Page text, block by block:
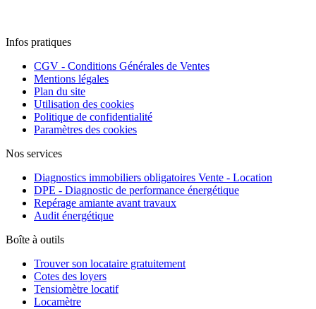
Infos pratiques
CGV - Conditions Générales de Ventes
Mentions légales
Plan du site
Utilisation des cookies
Politique de confidentialité
Paramètres des cookies
Nos services
Diagnostics immobiliers obligatoires Vente - Location
DPE - Diagnostic de performance énergétique
Repérage amiante avant travaux
Audit énergétique
Boîte à outils
Trouver son locataire gratuitement
Cotes des loyers
Tensiomètre locatif
Locamètre